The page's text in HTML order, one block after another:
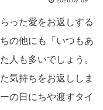
った愛をお返しする
の他にも「いつもあ
人も多いでしょう。
気持ちをお返ししま
の日にちや渡すタイ